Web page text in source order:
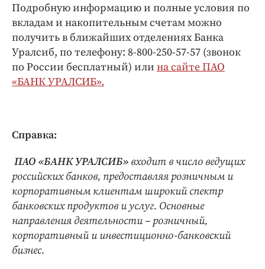
Подробную информацию и полные условия по
вкладам и накопительным счетам можно
получить в ближайших отделениях Банка
Уралсиб, по телефону: 8-800-250-57-57 (звонок
по России бесплатный) или на сайте ПАО
«БАНК УРАЛСИБ».
Справка:
ПАО «БАНК УРАЛСИБ» входит в число ведущих
российских банков, предоставляя розничным и
корпоративным клиентам широкий спектр
банковских продуктов и услуг. Основные
направления деятельности – розничный,
корпоративный и инвестиционно-банковский
бизнес.